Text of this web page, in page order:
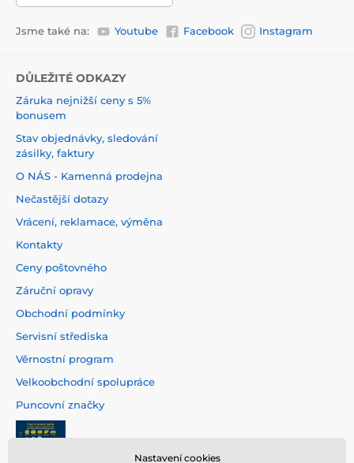
Jsme také na: Youtube Facebook Instagram
DŮLEŽITÉ ODKAZY
Záruka nejnižší ceny s 5%
bonusem
Stav objednávky, sledování
zásilky, faktury
O NÁS - Kamenná prodejna
Nečastější dotazy
Vrácení, reklamace, výměna
Kontakty
Ceny poštovného
Záruční opravy
Obchodní podmínky
Servisní střediska
Věrnostní program
Velkoobchodní spolupráce
Puncovní značky
Nastavení cookies